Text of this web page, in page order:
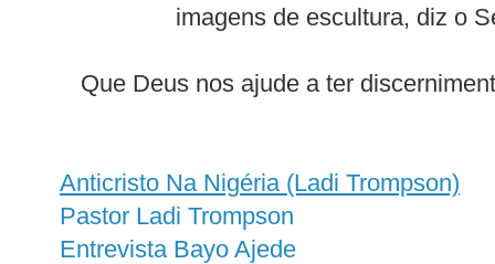
imagens de escultura, diz o
Que Deus nos ajude a ter
Anticristo Na Nigéria (Ladi Trompson)
Pastor Ladi Trompson
Entrevista Bayo Ajede